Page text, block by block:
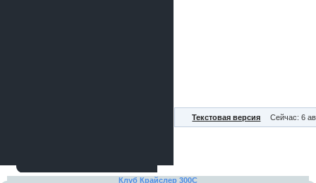
Текстовая версия Сейчас: 6
Клуб Крайслер 300C